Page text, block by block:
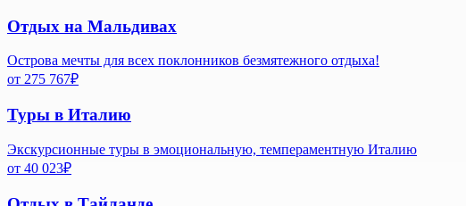
Отдых на Мальдивах
Острова мечты для всех поклонников безмятежного отдыха!
от 275 767₽
Туры в Италию
Экскурсионные туры в эмоциональную, темпераментную Италию
от 40 023₽